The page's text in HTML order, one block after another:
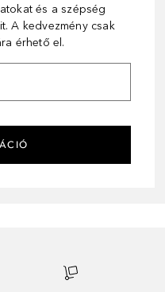
és a szépség
A kedvezmény csak
érhető el.